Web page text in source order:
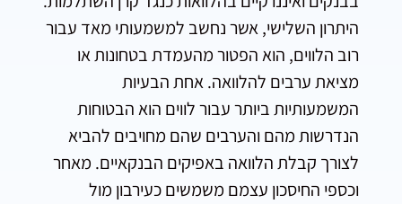
היתרון השלישי, אשר נחשב למשמעותי מאד עבור
רוב הלווים, הוא הפטור מהעמדת בטחונות או
מציאת ערבים להלוואה. אחת הבעיות
המשמעותיות ביותר עבור לווים הוא הבטוחות
הנדרשות מהם והערבים שהם מחויבים להביא
לצורך קבלת הלוואה באפיקים הבנקאיים. מאחר
וכספי החיסכון עצמם משמשים כעירבון מול